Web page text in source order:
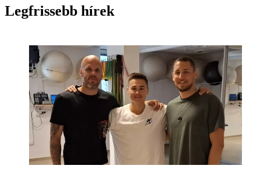
Legfrissebb hírek